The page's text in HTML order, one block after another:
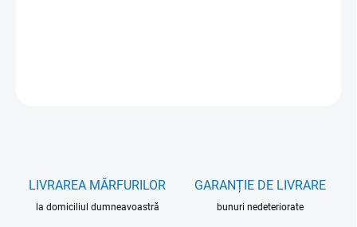
LIVRAREA MĂRFURILOR
la domiciliul dumneavoastră
GARANȚIE DE LIVRARE
bunuri nedeteriorate